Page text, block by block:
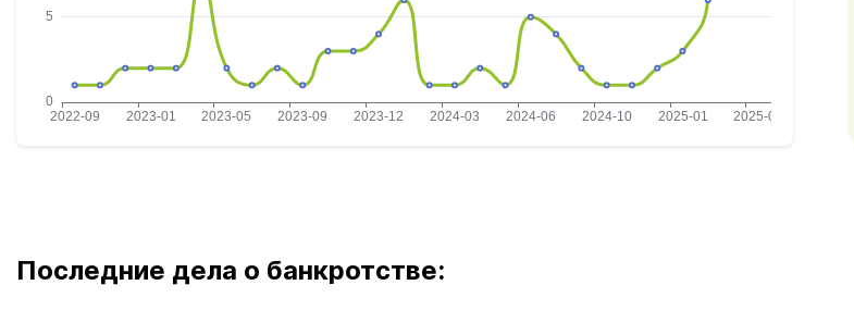
Последние дела о банкротстве: